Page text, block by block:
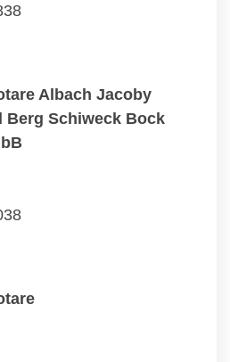
Albach Jacoby
Berg Schiweck Bock